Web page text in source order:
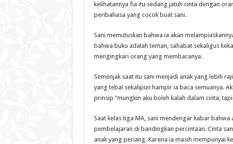
kelihatannya fia itu sedang jatuh cinta dengan
peribahasa yang cocok buat sani.
Sani memutuskan bahwa ia akan
bahwa buku adalah teman, sahabat sekaligus
mengingkari orang yang membacanya.
Semenjak saat itu sani menjadi anak yang lebih
yang tebal sekalipun hampir ia baca semuanya.
prinsip “mungkin aku boleh kalah dalam cinta,
Saat kelas tiga MA, sani mendengar kabar
pembelajaran di bandingkan percintaan. Cinta
anak yang periang. Karena ia masih mempunyai